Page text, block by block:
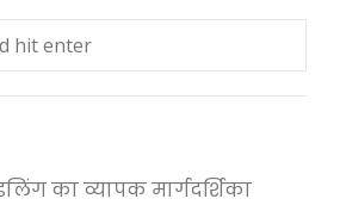
का व्यापक मार्गदर्शिका